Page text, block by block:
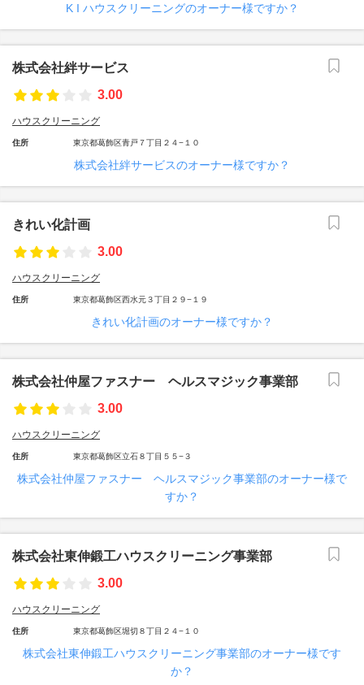
K I ハウスクリーニングのオーナー様ですか？
株式会社絆サービス
3.00
ハウスクリーニング
住所 東京都葛飾区青戸７丁目２４−１０
株式会社絆サービスのオーナー様ですか？
きれい化計画
3.00
ハウスクリーニング
住所 東京都葛飾区西水元３丁目２９−１９
きれい化計画のオーナー様ですか？
株式会社仲屋ファスナー ヘルスマジック事業部
3.00
ハウスクリーニング
住所 東京都葛飾区立石８丁目５５−３
株式会社仲屋ファスナー ヘルスマジック事業部のオーナー様で
すか？
株式会社東伸鍛工ハウスクリーニング事業部
3.00
ハウスクリーニング
住所 東京都葛飾区堀切８丁目２４−１０
株式会社東伸鍛工ハウスクリーニング事業部のオーナー様です
か？